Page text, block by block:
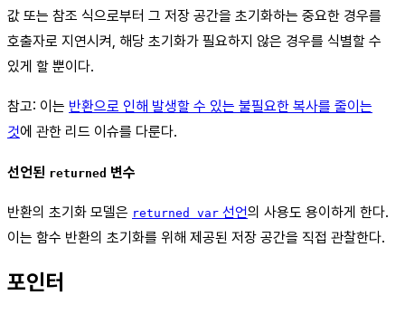
값 또는 참조 식으로부터 그 저장 공간을 초기화하는 중요한 경우를
호출자로 지연시켜, 해당 초기화가 필요하지 않은 경우를 식별할 수
있게 할 뿐이다.
참고: 이는 반환으로 인해 발생할 수 있는 불필요한 복사를 줄이는
것에 관한 리드 이슈를 다룬다.
선언된 returned 변수
반환의 초기화 모델은 returned var 선언의 사용도 용이하게 한다.
이는 함수 반환의 초기화를 위해 제공된 저장 공간을 직접 관찰한다.
포인터